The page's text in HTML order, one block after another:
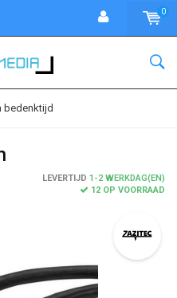
0
bedenktijd
LEVERTIJD 1-2 WERKDAG(EN)
12 OP VOORRAAD